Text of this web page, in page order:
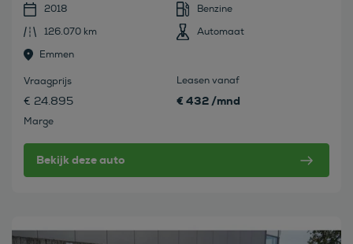
2018
Benzine
126.070 km
Automaat
Emmen
Vraagprijs
€ 24.895
Marge
Leasen vanaf
€ 432 /mnd
Bekijk deze auto
Bekijk deze auto